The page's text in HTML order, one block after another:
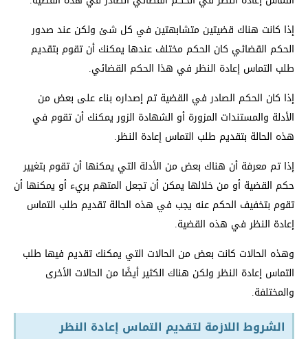
إذا كانت هناك قضيتين متشابهتين في كل شئ ولكن عند صدور
الحكم القضائي كان الحكم مختلف عندها يمكنك أن تقوم بتقديم
طلب التماس إعادة النظر في هذا الحكم القضائي.
إذا كان الحكم الصادر في القضية تم إصداره بناء على بعض من
الأدلة والمستندات المزورة أو الشهادة الزور يمكنك أن تقوم في
هذه الحالة بتقديم طلب التماس إعادة النظر.
إذا تم معرفة أن هناك بعض من الأدلة التي يمكنها أن تقوم بتغيير
حكم القضية أو من خلالها يمكن أن تجعل المتهم بريء أو يمكنها أن
تقوم بتخفيف الحكم عنه يجب في هذه الحالة تقديم طلب التماس
إعادة النظر في هذه القضية.
وهذه الحالات كانت بعض من الحالات التي يمكنك تقديم فيها طلب
التماس إعادة النظر ولكن هناك الكثير أيضًا من الحالات الأخرى
والمختلفة.
الشروط اللازمة لتقديم التماس إعادة النظر